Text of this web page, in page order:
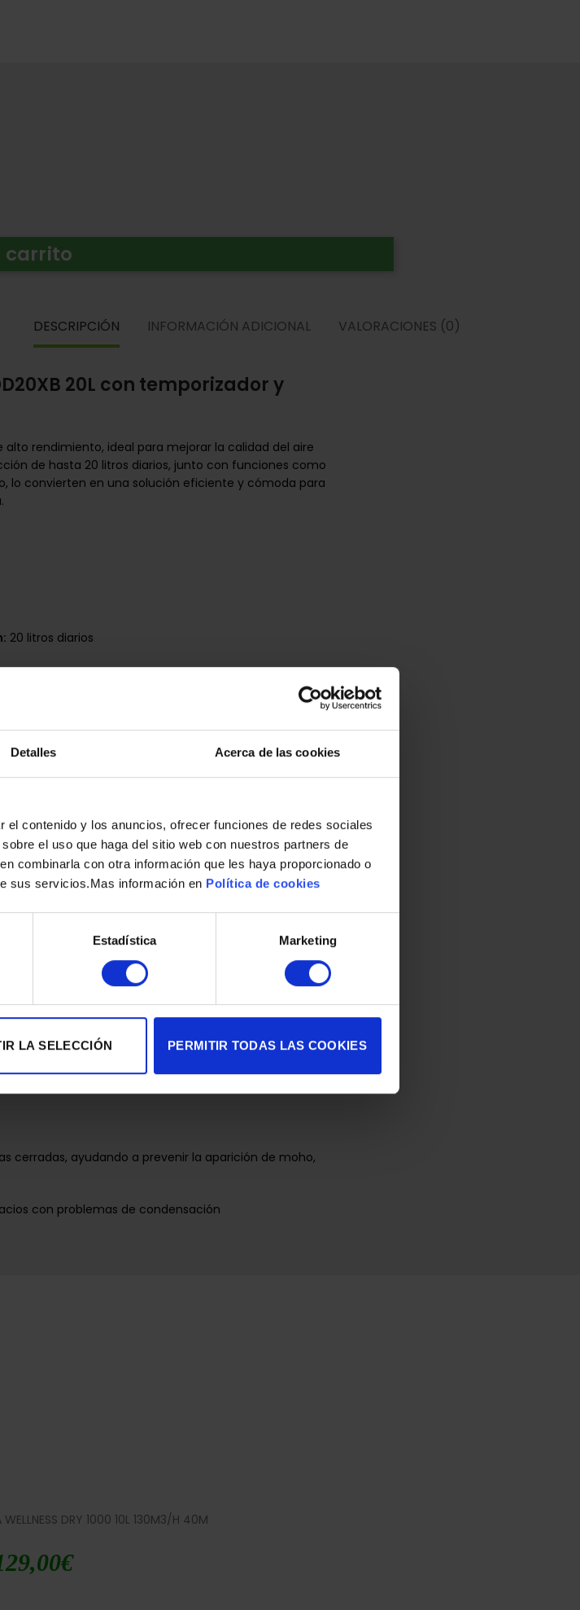
Detalles Acerca de las cookies
contenido y los anuncios, ofrecer funciones de redes sociales
el uso que haga del sitio web con nuestros partners de
combinarla con otra información que les haya proporcionado o
sus servicios.Mas información en Política de cookies
Estadística Marketing
LA SELECCIÓN PERMITIR TODAS LAS COOKIES
carrito
DESCRIPCIÓN INFORMACIÓN ADICIONAL VALORACIONES (0)
20L con temporizador y
rendimiento, ideal para mejorar la calidad del aire
de hasta 20 litros diarios, junto con funciones como
lo convierten en una solución eficiente y cómoda para
20 litros diarios
de funcionamiento
un máximo de 24 horas
cerradas, ayudando a prevenir la aparición de moho,
con problemas de condensación
WELLNESS DRY 1000 10L 130M3/H 40M
€